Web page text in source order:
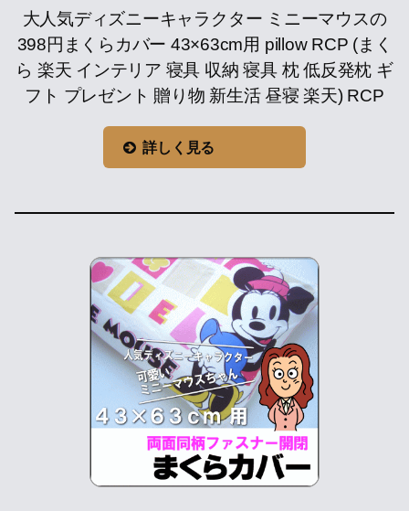
大人気ディズニーキャラクター ミニーマウスの
398円まくらカバー 43×63cm用 pillow RCP (まく
ら 楽天 インテリア 寝具 収納 寝具 枕 低反発枕 ギ
フト プレゼント 贈り物 新生活 昼寝 楽天) RCP
詳しく見る